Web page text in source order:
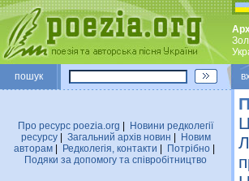
пошук
Про ресурс poezia.org
Новини редколегiї
ресурсу| Загальний архiв новин
Новим
авторам
Редколегiя, контакти Потрiбно
Подяки за допомогу та співробітництво